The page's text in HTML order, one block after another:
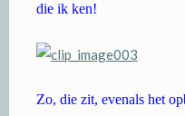
die ik ken!
Zo, die zit, evenals het